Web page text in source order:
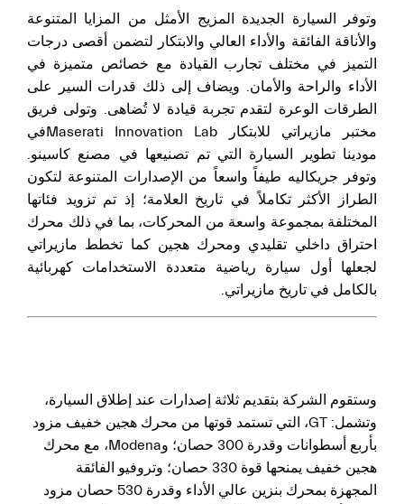
وتوفر السيارة الجديدة المزيج الأمثل من المزايا المتنوعة
والأناقة الفائقة والأداء العالي والابتكار لتضمن أقصى درجات
التميز في مختلف تجارب القيادة مع خصائص متميزة في
الأداء والراحة والأمان. ويضاف إلى ذلك قدرات السير على
الطرقات الوعرة لتقدم تجربة قيادة لا تُضاهى. وتولى فريق
مختبر مازيراتي للابتكار Maserati Innovation Labفي
مودينا تطوير السيارة التي تم تصنيعها في مصنع كاسينو.
وتوفر جريكاليه طيفاً واسعاً من الإصدارات المتنوعة لتكون
الطراز الأكثر تكاملاً في تاريخ العلامة؛ إذ تم تزويد فئاتها
المختلفة بمجموعة واسعة من المحركات، بما في ذلك محرك
احتراق داخلي تقليدي ومحرك هجين كما تخطط مازيراتي
لجعلها أول سيارة رياضية متعددة الاستخدامات كهربائية
بالكامل في تاريخ مازيراتي.
وستقوم الشركة بتقديم ثلاثة إصدارات عند إطلاق السيارة،
وتشمل: GT، التي تستمد قوتها من محرك هجين خفيف مزود
بأربع أسطوانات وقدرة 300 حصان؛ وModena، مع محرك
هجين خفيف يمنحها قوة 330 حصان؛ وتروفيو الفائقة
المجهزة بمحرك بنزين عالي الأداء وقدرة 530 حصان مزود